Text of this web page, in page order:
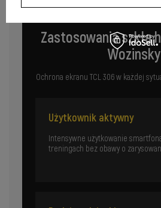
Zastosowania szkła
Wozinsky
Ochrona ekranu TCL 306 w każdej
Użytkownik aktywny
Intensywne użytkowanie
treningach bez obawy o